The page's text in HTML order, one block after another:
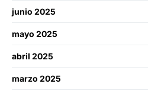
junio 2025
mayo 2025
abril 2025
marzo 2025